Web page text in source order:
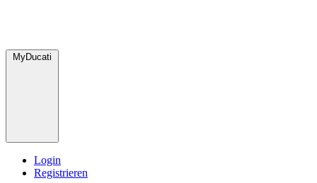
MyDucati
Login
Registrieren